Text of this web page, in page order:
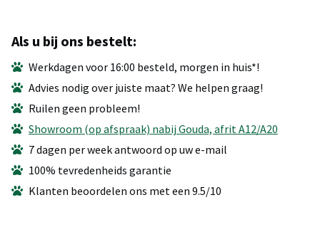
Als u bij ons bestelt:
Werkdagen voor 16:00 besteld, morgen in huis*!
Advies nodig over juiste maat? We helpen graag!
Ruilen geen probleem!
Showroom (op afspraak) nabij Gouda, afrit A12/A20
7 dagen per week antwoord op uw e-mail
100% tevredenheids garantie
Klanten beoordelen ons met een 9.5/10